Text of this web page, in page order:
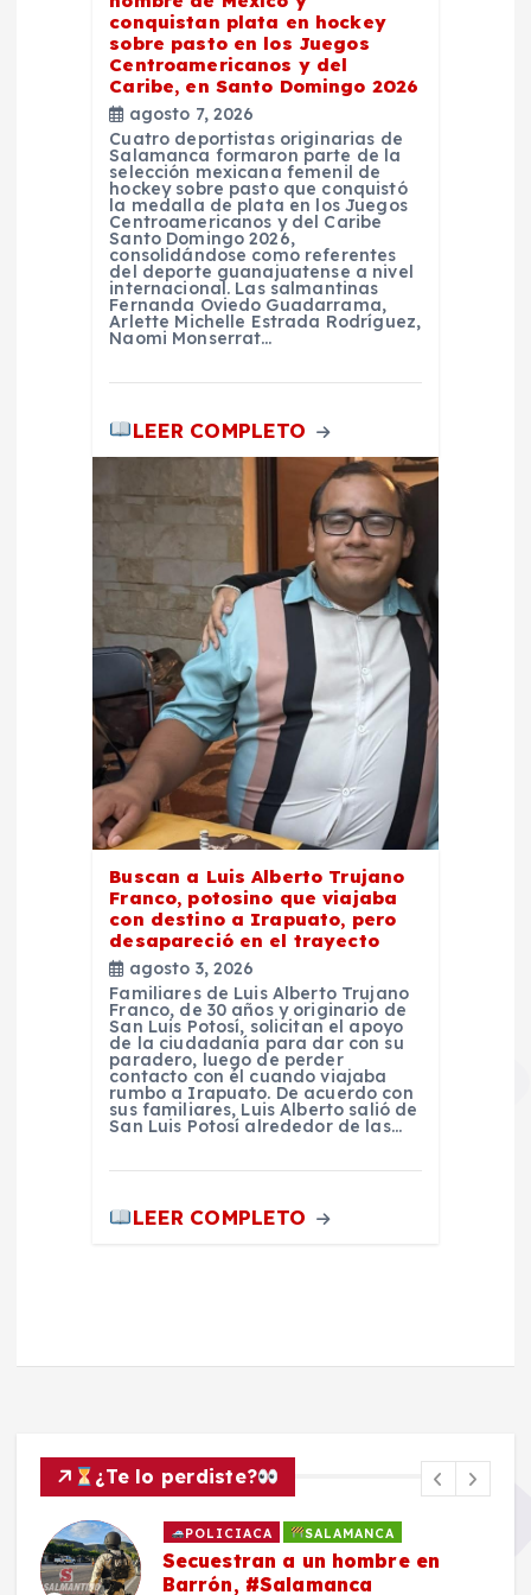
conquistan plata en hockey
sobre pasto en los Juegos
Centroamericanos y del
Caribe, en Santo Domingo 2026
agosto 7, 2026
Cuatro deportistas originarias de
Salamanca formaron parte de la
selección mexicana femenil de
hockey sobre pasto que conquistó
la medalla de plata en los Juegos
Centroamericanos y del Caribe
Santo Domingo 2026,
consolidándose como referentes
del deporte guanajuatense a nivel
internacional. Las salmantinas
Fernanda Oviedo Guadarrama,
Arlette Michelle Estrada Rodríguez,
Naomi Monserrat…
LEER COMPLETO
Buscan a Luis Alberto Trujano
Franco, potosino que viajaba
con destino a Irapuato, pero
desapareció en el trayecto
agosto 3, 2026
Familiares de Luis Alberto Trujano
Franco, de 30 años y originario de
San Luis Potosí, solicitan el apoyo
de la ciudadanía para dar con su
paradero, luego de perder
contacto con él cuando viajaba
rumbo a Irapuato. De acuerdo con
sus familiares, Luis Alberto salió de
San Luis Potosí alrededor de las…
LEER COMPLETO
¿Te lo perdiste?
POLICIACA SALAMANCA
Secuestran a un hombre en
Barrón, #Salamanca